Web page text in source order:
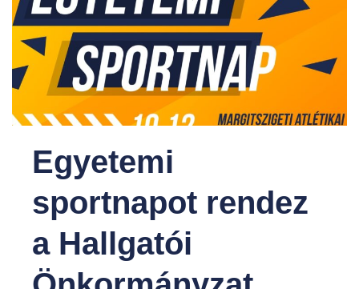
Egyetemi
sportnapot rendez
a Hallgatói